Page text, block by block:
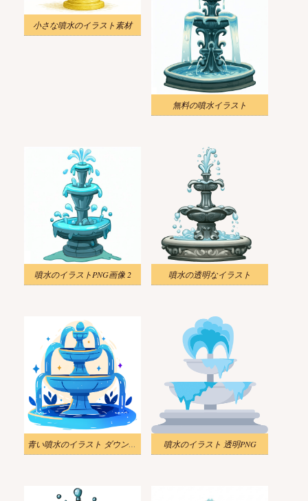
小さな噴水のイラスト素材
無料の噴水イラスト
噴水のイラストPNG画像 2 噴水の透明なイラスト
青い噴水のイラスト ダウンロード 噴水のイラスト 透明PNG